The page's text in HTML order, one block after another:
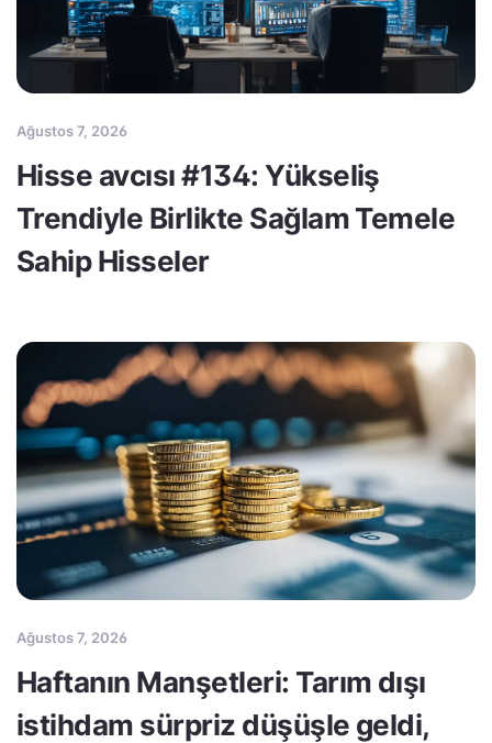
Ağustos 7, 2026
Hisse avcısı #134: Yükseliş
Trendiyle Birlikte Sağlam Temele
Sahip Hisseler
Ağustos 7, 2026
Haftanın Manşetleri: Tarım dışı
istihdam sürpriz düşüşle geldi,